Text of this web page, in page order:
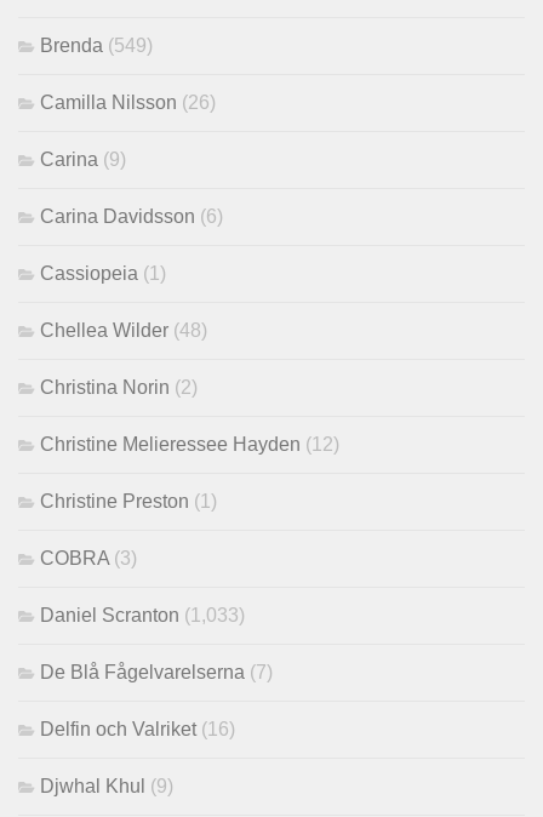
Brenda (549)
Camilla Nilsson (26)
Carina (9)
Carina Davidsson (6)
Cassiopeia (1)
Chellea Wilder (48)
Christina Norin (2)
Christine Melieressee Hayden (12)
Christine Preston (1)
COBRA (3)
Daniel Scranton (1,033)
De Blå Fågelvarelserna (7)
Delfin och Valriket (16)
Djwhal Khul (9)